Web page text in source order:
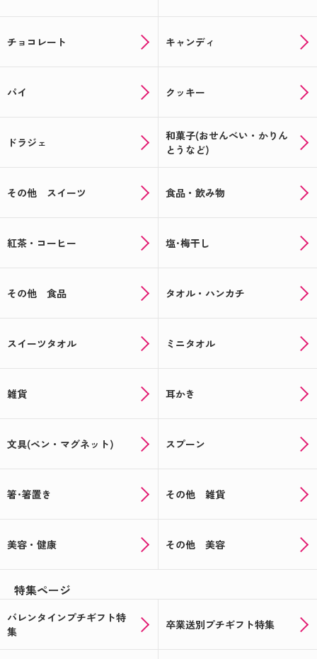
チョコレート キャンディ
パイ クッキー
ドラジェ
和菓子(おせんべい・かりん
とうなど)
その他 スイーツ 食品・飲み物
紅茶・コーヒー 塩･梅干し
その他 食品 タオル・ハンカチ
スイーツタオル ミニタオル
雑貨 耳かき
文具(ペン・マグネット) スプーン
箸･箸置き その他 雑貨
美容・健康 その他 美容
特集ページ
バレンタインプチギフト特
集
卒業送別プチギフト特集